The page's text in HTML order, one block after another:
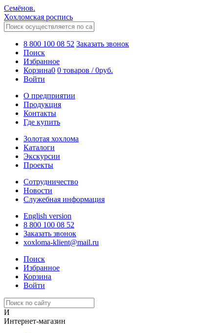
Семёнов.
Хохломская роспись
8 800 100 08 52 Заказать звонок
Поиск
Избранное
Корзина0 0 товаров /0руб.
Войти
О предприятии
Продукция
Контакты
Где купить
Золотая хохлома
Каталоги
Экскурсии
Проекты
Сотрудничество
Новости
Служебная информация
English version
8 800 100 08 52
Заказать звонок
xoxloma-klient@mail.ru
Поиск
Избранное
Корзина
Войти
И
Интернет-магазин